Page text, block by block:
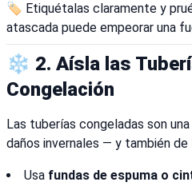
🏷️ Etiquétalas claramente y
atascada puede empeorar una
❄️ 2. Aísla las
Congelación
Las tuberías congeladas son
daños invernales — y también de
Usa fundas de espuma o